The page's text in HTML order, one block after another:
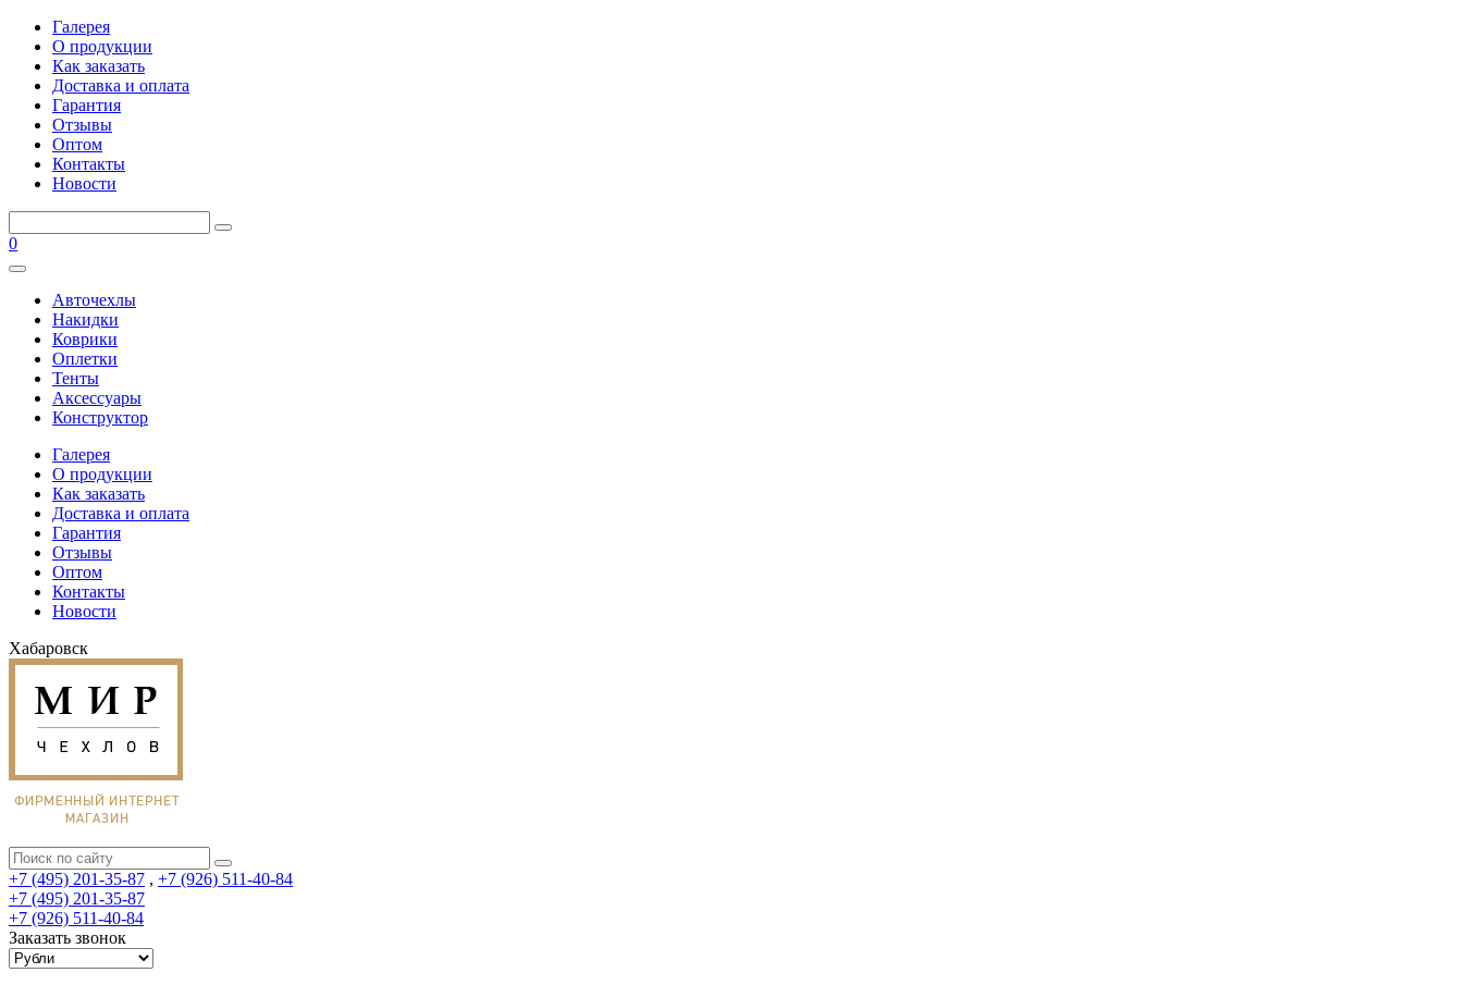
Галерея
О продукции
Как заказать
Доставка и оплата
Гарантия
Отзывы
Оптом
Контакты
Новости
0
Авточехлы
Накидки
Коврики
Оплетки
Тенты
Аксессуары
Конструктор
Галерея
О продукции
Как заказать
Доставка и оплата
Гарантия
Отзывы
Оптом
Контакты
Новости
Хабаровск
+7 (495) 201-35-87 , +7 (926) 511-40-84
+7 (495) 201-35-87
+7 (926) 511-40-84
Заказать звонок